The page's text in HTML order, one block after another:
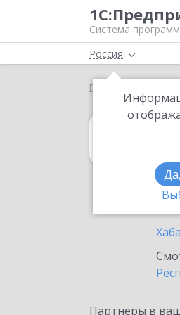
Система программ
Россия
Главная
в
Партнеры в